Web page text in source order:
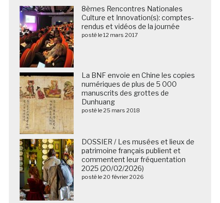
8èmes Rencontres Nationales
Culture et Innovation(s): comptes-
rendus et vidéos de la journée
posté le 12 mars 2017
La BNF envoie en Chine les copies
numériques de plus de 5 000
manuscrits des grottes de
Dunhuang
posté le 25 mars 2018
DOSSIER / Les musées et lieux de
patrimoine français publient et
commentent leur fréquentation
2025 (20/02/2026)
posté le 20 février 2026